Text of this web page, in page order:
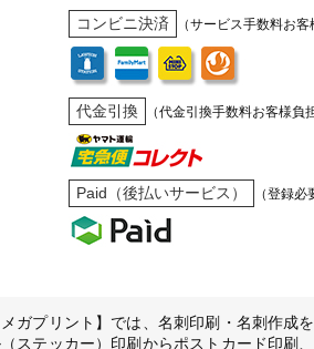
コンビニ決済 （サービス手数料お客
代金引換 （代金引換手数料お客様負
Paid（後払いサービス） （登録必
ガプリント】では、名刺印刷・名刺作成
ステッカー）印刷からポストカード印刷